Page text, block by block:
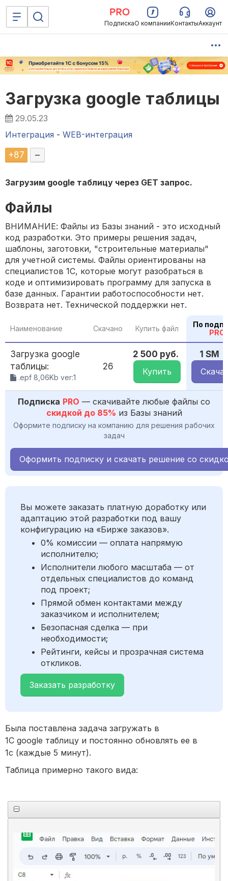
ПодпискаО компанииКонтактыАккаунт
Загрузка google таблицы
29.05.23
Интеграция - WEB-интеграция
+87 –
Загрузим google таблицу через GET запрос.
Файлы
ВНИМАНИЕ: Файлы из Базы знаний - это исходный
код разработки. Это примеры решения задач,
шаблоны, заготовки, "строительные материалы"
для учетной системы. Файлы ориентированы на
специалистов 1С, которые могут разобраться в
коде и оптимизировать программу для запуска в
базе данных. Гарантии работоспособности нет.
Возврата нет. Технической поддержки нет.
Наименование Скачано Купить файл
По
PRO
Загрузка google
таблицы:
.epf 8,06Kb ver:1
26
2 500 руб.
Купить
1 SM
Подписка PRO — скачивайте любые файлы со
скидкой до 85% из Базы знаний
Оформите подписку на компанию для решения рабочих
задач
Оформить подписку и скачать решение со
Вы можете заказать платную доработку или
адаптацию этой разработки под вашу
конфигурацию на «Бирже заказов».
0% комиссии — оплата напрямую
исполнителю;
Исполнители любого масштаба — от
отдельных специалистов до команд
под проект;
Прямой обмен контактами между
заказчиком и исполнителем;
Безопасная сделка — при
необходимости;
Рейтинги, кейсы и прозрачная система
откликов.
Заказать разработку
Была поставлена задача загружать в
1С google таблицу и постоянно обновлять ее в
1с (каждые 5 минут).
Таблица примерно такого вида: